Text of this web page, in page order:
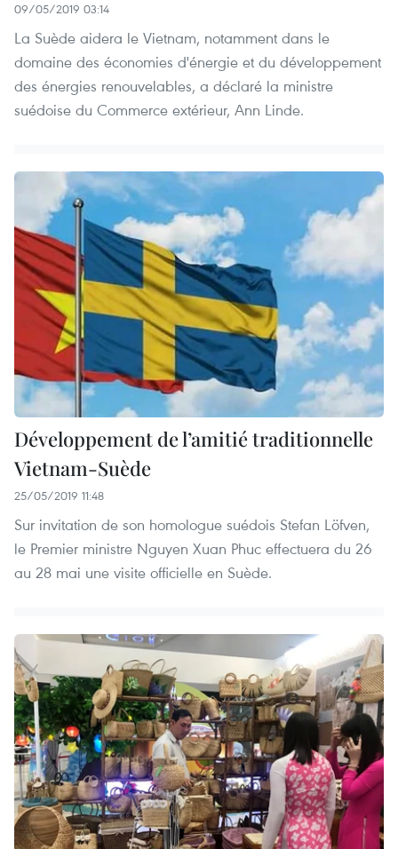
09/05/2019 03:14
La Suède aidera le Vietnam, notamment dans le
domaine des économies d'énergie et du développement
des énergies renouvelables, a déclaré la ministre
suédoise du Commerce extérieur, Ann Linde.
Développement de l’amitié traditionnelle
Vietnam-Suède
25/05/2019 11:48
Sur invitation de son homologue suédois Stefan Löfven,
le Premier ministre Nguyen Xuan Phuc effectuera du 26
au 28 mai une visite officielle en Suède.